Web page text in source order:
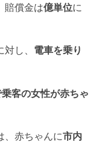
賠償金は億単位に
し、 電車を乗り
客の女性が赤ちゃ
、赤ちゃんに市内